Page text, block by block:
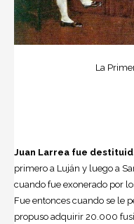
La
Juan Larrea fue
primero a Luján y luego a
cuando fue exonerado por
Fue entonces cuando se le
propuso adquirir 20.000